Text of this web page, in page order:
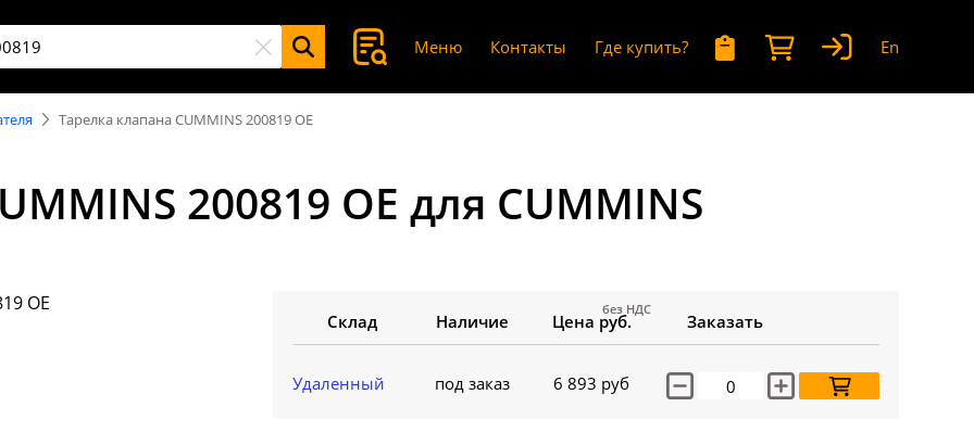
Меню Контакты Где купить? En
Тарелка клапана CUMMINS 200819 OE
200819 OE для CUMMINS
Склад Наличие Цена руб.
без НДС
Заказать
Удаленный под заказ 6 893 руб